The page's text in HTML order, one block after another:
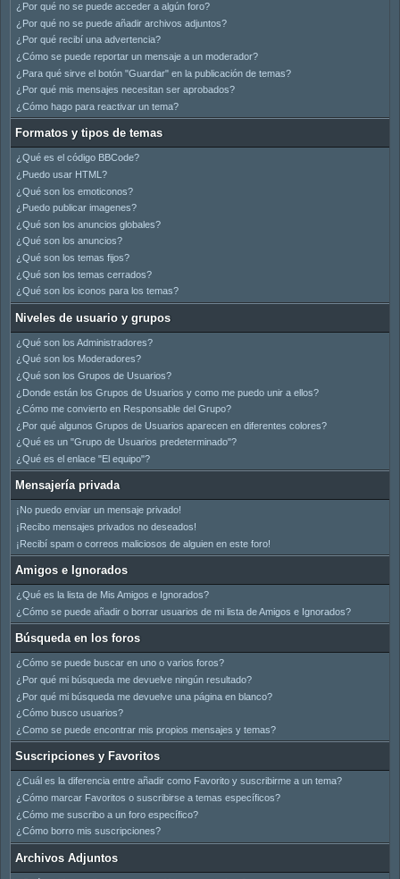
¿Por qué no se puede acceder a algún foro?
¿Por qué no se puede añadir archivos adjuntos?
¿Por qué recibí una advertencia?
¿Cómo se puede reportar un mensaje a un moderador?
¿Para qué sirve el botón "Guardar" en la publicación de temas?
¿Por qué mis mensajes necesitan ser aprobados?
¿Cómo hago para reactivar un tema?
Formatos y tipos de temas
¿Qué es el código BBCode?
¿Puedo usar HTML?
¿Qué son los emoticonos?
¿Puedo publicar imagenes?
¿Qué son los anuncios globales?
¿Qué son los anuncios?
¿Qué son los temas fijos?
¿Qué son los temas cerrados?
¿Qué son los iconos para los temas?
Niveles de usuario y grupos
¿Qué son los Administradores?
¿Qué son los Moderadores?
¿Qué son los Grupos de Usuarios?
¿Donde están los Grupos de Usuarios y como me puedo unir a ellos?
¿Cómo me convierto en Responsable del Grupo?
¿Por qué algunos Grupos de Usuarios aparecen en diferentes colores?
¿Qué es un "Grupo de Usuarios predeterminado"?
¿Qué es el enlace "El equipo"?
Mensajería privada
¡No puedo enviar un mensaje privado!
¡Recibo mensajes privados no deseados!
¡Recibí spam o correos maliciosos de alguien en este foro!
Amigos e Ignorados
¿Qué es la lista de Mis Amigos e Ignorados?
¿Cómo se puede añadir o borrar usuarios de mi lista de Amigos e Ignorados?
Búsqueda en los foros
¿Cómo se puede buscar en uno o varios foros?
¿Por qué mi búsqueda me devuelve ningún resultado?
¿Por qué mi búsqueda me devuelve una página en blanco?
¿Cómo busco usuarios?
¿Como se puede encontrar mis propios mensajes y temas?
Suscripciones y Favoritos
¿Cuál es la diferencia entre añadir como Favorito y suscribirme a un tema?
¿Cómo marcar Favoritos o suscribirse a temas específicos?
¿Cómo me suscribo a un foro específico?
¿Cómo borro mis suscripciones?
Archivos Adjuntos